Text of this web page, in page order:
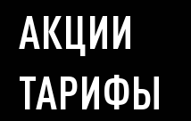
АКЦИИ
ТАРИФЫ